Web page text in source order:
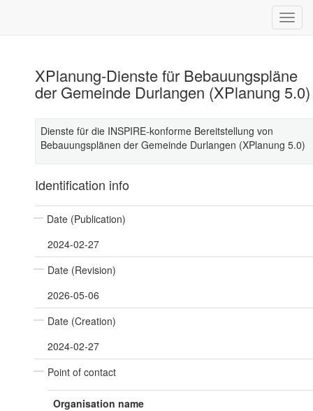
XPlanung-Dienste für Bebauungspläne
der Gemeinde Durlangen (XPlanung 5.0)
Dienste für die INSPIRE-konforme Bereitstellung von
Bebauungsplänen der Gemeinde Durlangen (XPlanung 5.0)
Identification info
Date (Publication)
2024-02-27
Date (Revision)
2026-05-06
Date (Creation)
2024-02-27
Point of contact
Organisation name